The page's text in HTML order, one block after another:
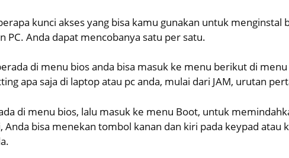
kunci akses yang bisa kamu gunakan untuk menginstal
PC. Anda dapat mencobanya satu per satu.
di menu bios anda bisa masuk ke menu berikut di menu
apa saja di laptop atau pc anda, mulai dari JAM, urutan
di menu bios, lalu masuk ke menu Boot, untuk
Anda bisa menekan tombol kanan dan kiri pada keypad atau